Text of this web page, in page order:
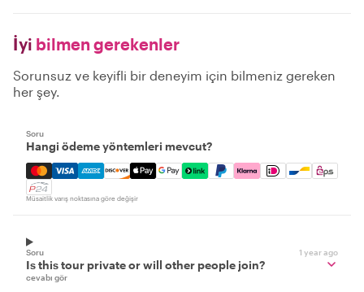
İyi bilmen gerekenler
Sorunsuz ve keyifli bir deneyim için bilmeniz gereken
her şey.
Soru
Hangi ödeme yöntemleri mevcut?
Mastercard, Visa, Amex, Discover, Apple Pay, Google
Müsaitlik varış noktasına göre değişir
Soru 1 year ago
Is this tour private or will other people join?
cevabı gör